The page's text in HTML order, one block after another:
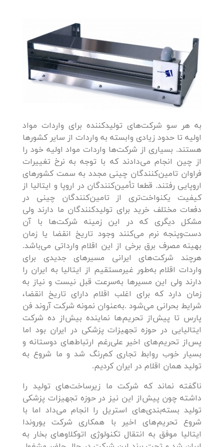
به هر سو شرکت‌های تولیدکننده برای واردات مواد
اولیه تا حدود زیادی وابسته به واردات از سایر کشورها
هستند. بسیاری از شرکت‌ها واردات مواد اولیه خود را
از چین انجام می‌دادند که با توجه به نرخ تغییرات
فراوان تامین‌کنندگان چینی مجدد به سمت کشورهای
اروپایی رفتند. قطعا تأمین‌کنندگان در اروپا و ایتالیا از
کیفیت یکنواخت‌تری از تامین‌کنندگان چینی در
دفعات مختلف خرید برای تولیدکنندگان ما دارند ولی
مشکل دیگری که در این زمینه شرکت‌ها با آن
دست‌وپنجه نرم می‌کنند وجود تاریخ انقضا یا زمان
بهینه مصرف برق برخی از این اقلام وارداتی می‌باشد.
هرچند شرکت‌های ایرانی مسیرهای جدیدی برای
واردات اقلام به‌طور غیرمستقیم از ایتالیا به ایران را
دارند ولی این مسیرها به‌سرعت قبل نیست و نیاز به
زمان دارد که برای اغلب اقلام دارای تاریخ انقضا،
شرایط بحرانی می‌شود .به‌عنوان نمونه شرکت آروند فن
پارس تا پیش‌از تحریم‌ها نماینده بیش‌از ده شرکت
ایتالیایی در حوزه تجهیزات پزشکی در ایران بود اما
پس‌از تحریم‌های اخیر علی‌رغم ارتباط‌های دوستانه و
بسیار خوب روابط تجاری کم‌رنگ شد و ما شروع به
تولید همان اقلام در ایران کردیم.
ناگفته نماند که شرکت ما زیرساخت‌های تولید را
داشته چون پیش‌از این نیز در حوزه تجهیزات پزشکی
تولید بسته‌بندی‌های استریل را انجام می‌داد اما با
شروع تحریم‌های اخیر با همکاری شرکت یوروندا
ایتالیا موفق به انتقال تکنولوژی اتوکلاوهای بخار به